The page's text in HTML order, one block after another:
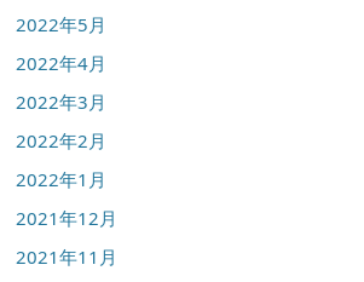
2022年5月
2022年4月
2022年3月
2022年2月
2022年1月
2021年12月
2021年11月